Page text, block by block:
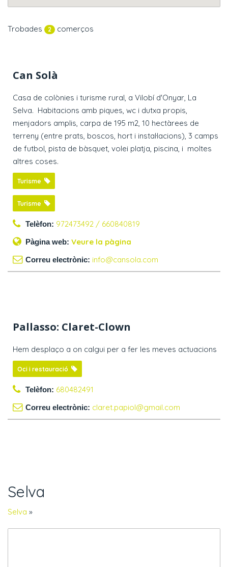
Trobades 2 comerços
Can Solà
Casa de colònies i turisme rural, a Vilobí d'Onyar, La
Selva. Habitacions amb piques, wc i dutxa propis,
menjadors amplis, carpa de 195 m2, 10 hectàrees de
terreny (entre prats, boscos, hort i instal·lacions), 3 camps
de futbol, pista de bàsquet, volei platja, piscina, i moltes
altres coses.
Turisme
Turisme
Telèfon: 972473492 / 660840819
Pàgina web: Veure la pàgina
Correu electrònic: info@cansola.com
Pallasso: Claret-Clown
Hem desplaço a on calgui per a fer les meves actuacions
Oci i restauració
Telèfon: 680482491
Correu electrònic: claret.papiol@gmail.com
Selva
Selva »